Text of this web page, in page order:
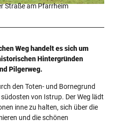
Straße am Pfarrheim
Weg handelt es sich um
Hintergründen
Pilgerweg.
den Toten- und Bornegrund
von Istrup. Der Weg lädt
inne zu halten, sich über die
und die schönen